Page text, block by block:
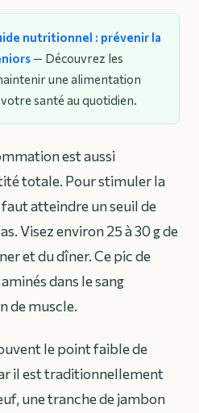
nutritionnel : prévenir la
— Découvrez les
une alimentation
santé au quotidien.
est aussi
totale. Pour stimuler la
atteindre un seuil de
Visez environ 25 à 30 g de
et du dîner. Ce pic de
dans le sang
de muscle.
le point faible de
il est traditionnellement
une tranche de jambon